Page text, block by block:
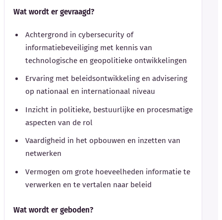
Wat wordt er gevraagd?
Achtergrond in cybersecurity of
informatiebeveiliging met kennis van
technologische en geopolitieke ontwikkelingen
Ervaring met beleidsontwikkeling en advisering
op nationaal en internationaal niveau
Inzicht in politieke, bestuurlijke en procesmatige
aspecten van de rol
Vaardigheid in het opbouwen en inzetten van
netwerken
Vermogen om grote hoeveelheden informatie te
verwerken en te vertalen naar beleid
Wat wordt er geboden?